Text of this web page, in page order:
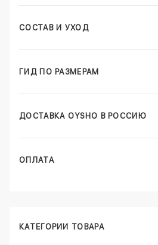
СОСТАВ И УХОД
ГИД ПО РАЗМЕРАМ
ДОСТАВКА OYSHO В РОССИЮ
ОПЛАТА
КАТЕГОРИИ ТОВАРА